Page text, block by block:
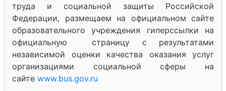
труда и социальной защиты Российской
Федерации, размещаем на официальном сайте
образовательного учреждения гиперссылки на
официальную страницу с результатами
независимой оценки качества оказания услуг
организациями социальной сферы на
сайте www.bus.gov.ru